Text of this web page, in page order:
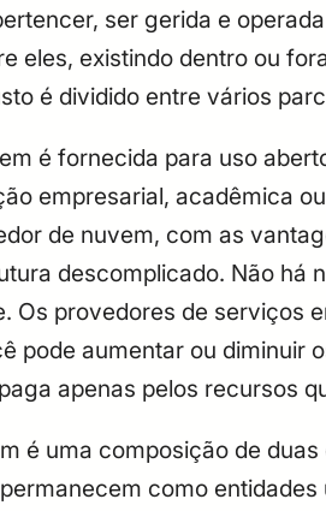
ser gerida e
eles, existindo dentro ou
é dividido entre vários
é fornecida para uso
empresarial, acadêmica
de nuvem, com as
descomplicado. Não há
Os provedores de serviços
pode aumentar ou diminuir
apenas pelos recursos
é uma composição de
como